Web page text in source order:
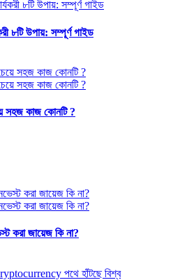
৮টি উপায়: সম্পূর্ণ গাইড
সহজ কাজ কোনটি ?
করা জায়েজ কি না?